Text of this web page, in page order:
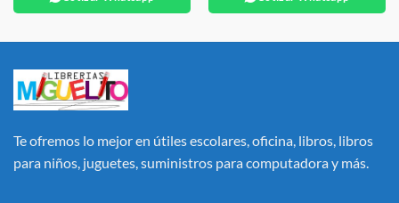
Te ofremos lo mejor en útiles escolares, oficina, libros, libros
para niños, juguetes, suministros para computadora y más.